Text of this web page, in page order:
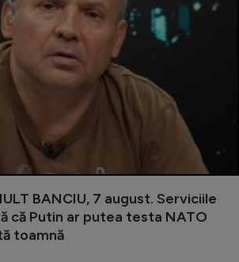
BANCIU, 7 august. Serviciile
că Putin ar putea testa NATO
toamnă